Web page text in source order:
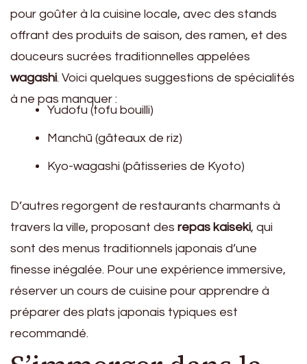
pour goûter à la cuisine locale, avec des stands
offrant des produits de saison, des ramen, et des
douceurs sucrées traditionnelles appelées
wagashi. Voici quelques suggestions de spécialités
à ne pas manquer :
Yudofu (tofu bouilli)
Manchū (gâteaux de riz)
Kyo-wagashi (pâtisseries de Kyoto)
D’autres regorgent de restaurants charmants à
travers la ville, proposant des repas kaiseki, qui
sont des menus traditionnels japonais d’une
finesse inégalée. Pour une expérience immersive,
réserver un cours de cuisine pour apprendre à
préparer des plats japonais typiques est
recommandé.